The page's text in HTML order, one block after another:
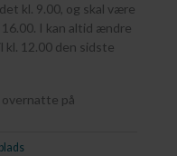
kl. 9.00, og skal være
I kan altid ændre
12.00 den sidste
på